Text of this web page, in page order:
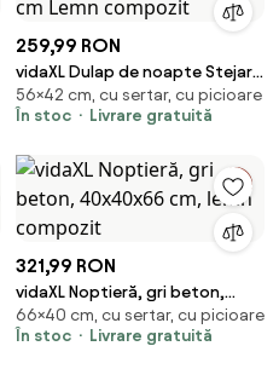
259,99 RON
vidaXL Dulap de noapte Stejar
Sonoma 42 x 41 x 56 cm Lemn
compozit
56×42 cm, cu sertar, cu picioare
În stoc
Livrare gratuită
321,99 RON
vidaXL Noptieră, gri beton,
40x40x66 cm, lemn compozit
66×40 cm, cu sertar, cu picioare
În stoc
Livrare gratuită